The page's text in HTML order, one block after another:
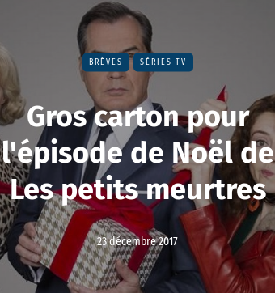
BRÈVES SÉRIES TV
Gros carton pour
l'épisode de Noël de
Les petits meurtres
23 décembre 2017